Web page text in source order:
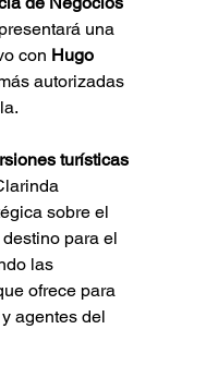
una
con Hugo
autorizadas
turísticas
sobre el
para el
las
ofrece para
agentes del